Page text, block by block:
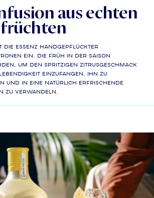
aus echten
die Essenz handgepflückter
ein, die früh in der Saison
um den spritzigen Zitrusgeschmack
einzufangen, ihn zu
und in eine natürlich erfrischende
zu verwandeln.